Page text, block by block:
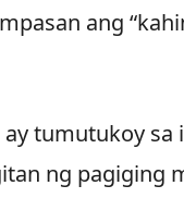
ang
tumutukoy sa
ng pagiging